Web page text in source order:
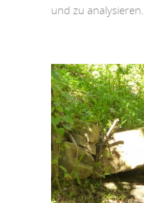
und zu analysieren.